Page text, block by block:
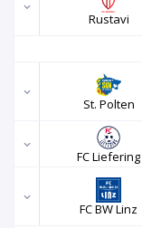
Rustavi
St. Polten
FC Liefering
FC BW Linz